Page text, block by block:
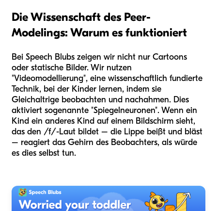
Die Wissenschaft des Peer-
Modelings: Warum es funktioniert
Bei Speech Blubs zeigen wir nicht nur Cartoons
oder statische Bilder. Wir nutzen
"Videomodellierung", eine wissenschaftlich fundierte
Technik, bei der Kinder lernen, indem sie
Gleichaltrige beobachten und nachahmen. Dies
aktiviert sogenannte "Spiegelneuronen". Wenn ein
Kind ein anderes Kind auf einem Bildschirm sieht,
das den /f/-Laut bildet – die Lippe beißt und bläst
– reagiert das Gehirn des Beobachters, als würde
es dies selbst tun.